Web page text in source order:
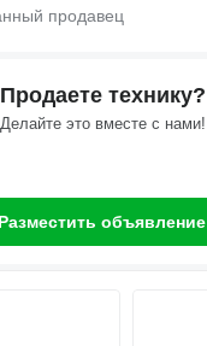
Продаете технику?
Делайте это вместе с нами!
Разместить объявление